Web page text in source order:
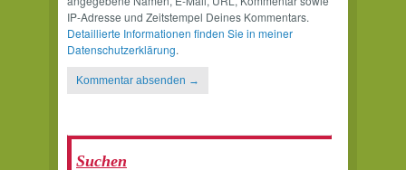
IP-Adresse und Zeitstempel Deines Kommentars.
Detaillierte Informationen finden Sie in meiner
Datenschutzerklärung.